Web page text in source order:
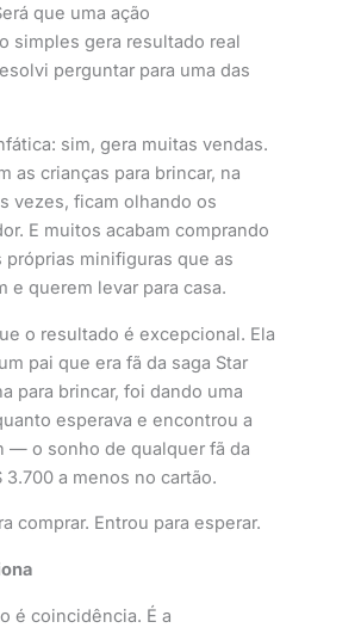
que uma ação
simples gera resultado real
perguntar para uma das
sim, gera muitas vendas.
as crianças para brincar, na
vezes, ficam olhando os
E muitos acabam comprando
minifiguras que as
e querem levar para casa.
o resultado é excepcional. Ela
pai que era fã da saga Star
para brincar, foi dando uma
esperava e encontrou a
— o sonho de qualquer fã da
3.700 a menos no cartão.
comprar. Entrou para esperar.
é coincidência. É a